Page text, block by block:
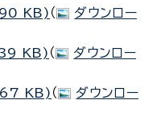
KB) （
ダウンロー
KB) （
ダウンロー
KB) （
ダウンロー